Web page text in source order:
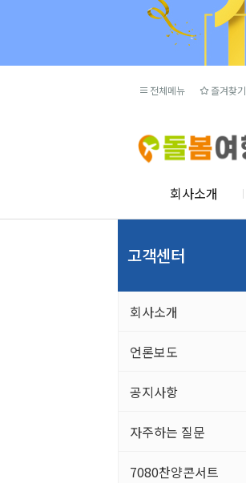
전체메뉴 즐겨찾기
회사소개
고객센터
회사소개
언론보도
공지사항
자주하는 질문
7080찬양콘서트